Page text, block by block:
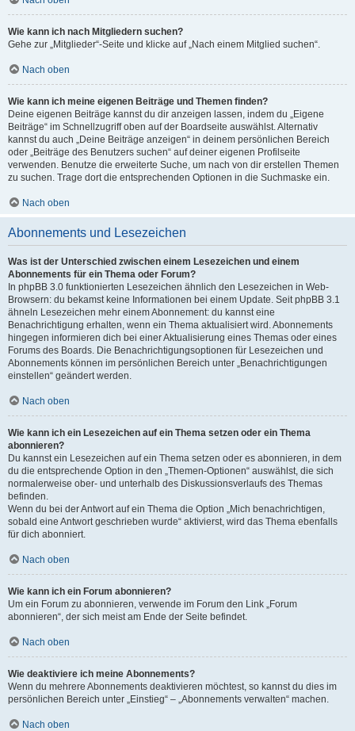
Wie kann ich nach Mitgliedern suchen?
Gehe zur „Mitglieder“-Seite und klicke auf „Nach einem Mitglied suchen“.
Nach oben
Wie kann ich meine eigenen Beiträge und Themen finden?
Deine eigenen Beiträge kannst du dir anzeigen lassen, indem du „Eigene
Beiträge“ im Schnellzugriff oben auf der Boardseite auswählst. Alternativ
kannst du auch „Deine Beiträge anzeigen“ in deinem persönlichen Bereich
oder „Beiträge des Benutzers suchen“ auf deiner eigenen Profilseite
verwenden. Benutze die erweiterte Suche, um nach von dir erstellen Themen
zu suchen. Trage dort die entsprechenden Optionen in die Suchmaske ein.
Nach oben
Abonnements und Lesezeichen
Was ist der Unterschied zwischen einem Lesezeichen und einem
Abonnements für ein Thema oder Forum?
In phpBB 3.0 funktionierten Lesezeichen ähnlich den Lesezeichen in Web-
Browsern: du bekamst keine Informationen bei einem Update. Seit phpBB 3.1
ähneln Lesezeichen mehr einem Abonnement: du kannst eine
Benachrichtigung erhalten, wenn ein Thema aktualisiert wird. Abonnements
hingegen informieren dich bei einer Aktualisierung eines Themas oder eines
Forums des Boards. Die Benachrichtigungsoptionen für Lesezeichen und
Abonnements können im persönlichen Bereich unter „Benachrichtigungen
einstellen“ geändert werden.
Nach oben
Wie kann ich ein Lesezeichen auf ein Thema setzen oder ein Thema
abonnieren?
Du kannst ein Lesezeichen auf ein Thema setzen oder es abonnieren, in dem
du die entsprechende Option in den „Themen-Optionen“ auswählst, die sich
normalerweise ober- und unterhalb des Diskussionsverlaufs des Themas
befinden.
Wenn du bei der Antwort auf ein Thema die Option „Mich benachrichtigen,
sobald eine Antwort geschrieben wurde“ aktivierst, wird das Thema ebenfalls
für dich abonniert.
Nach oben
Wie kann ich ein Forum abonnieren?
Um ein Forum zu abonnieren, verwende im Forum den Link „Forum
abonnieren“, der sich meist am Ende der Seite befindet.
Nach oben
Wie deaktiviere ich meine Abonnements?
Wenn du mehrere Abonnements deaktivieren möchtest, so kannst du dies im
persönlichen Bereich unter „Einstieg“ – „Abonnements verwalten“ machen.
Nach oben